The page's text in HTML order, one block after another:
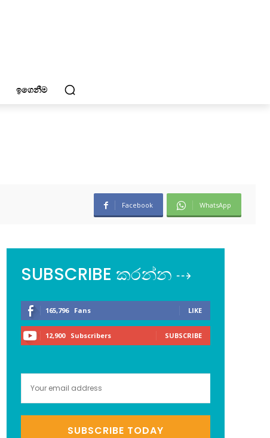
ඉගෙනීම
Facebook WhatsApp
SUBSCRIBE කරන්න ⇢
165,796 Fans LIKE
12,900 Subscribers SUBSCRIBE
SUBSCRIBE TODAY